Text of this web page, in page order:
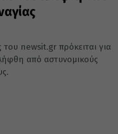
newsit.gr πρόκειται για
από αστυνομικούς